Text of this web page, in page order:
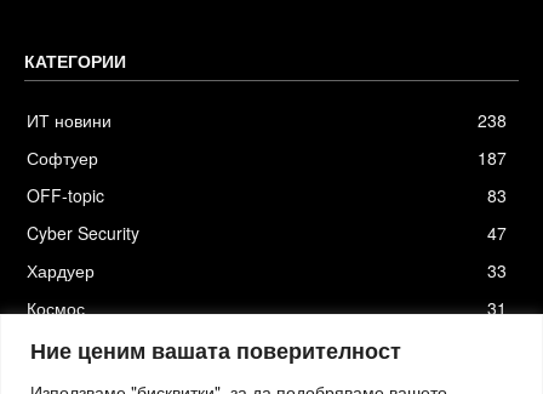
Ние ценим вашата поверителност
КАТЕГОРИИ
ИТ новини
238
Софтуер
187
OFF-topic
83
Cyber Security
47
Хардуер
33
Космос
31
Стартъпи